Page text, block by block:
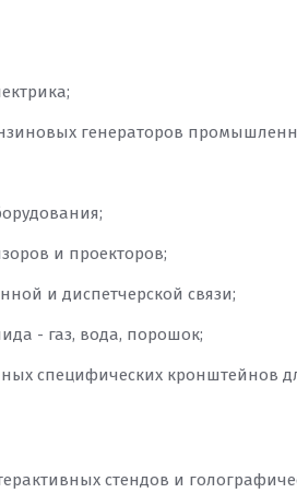
генераторов
и проекторов;
и диспетчерской связи;
- газ, вода, порошок;
специфических кронштейнов
стендов и